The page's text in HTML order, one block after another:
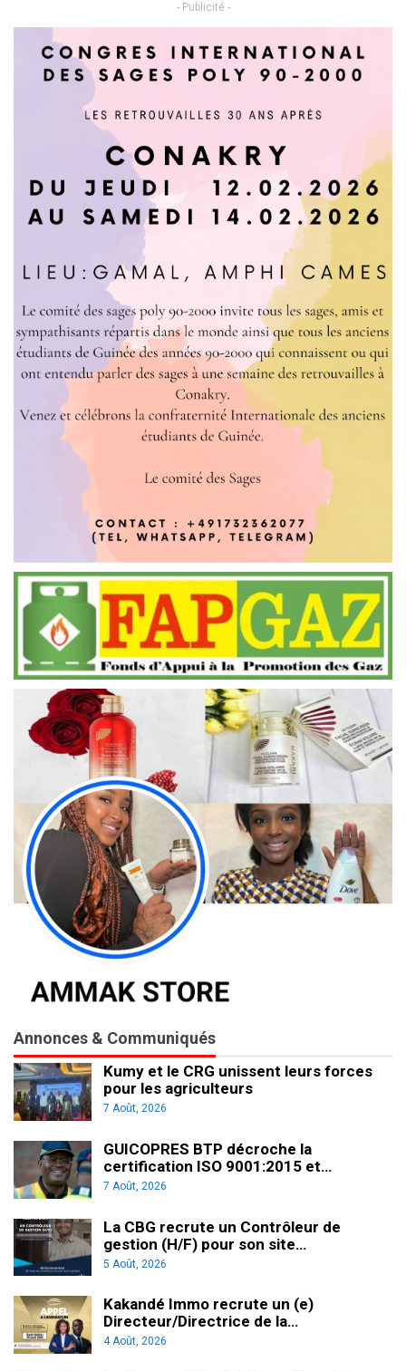
- Publicité -
Annonces & Communiqués
Kumy et le CRG unissent leurs forces
pour les agriculteurs
7 Août, 2026
GUICOPRES BTP décroche la
certification ISO 9001:2015 et…
7 Août, 2026
La CBG recrute un Contrôleur de
gestion (H/F) pour son site…
5 Août, 2026
Kakandé Immo recrute un (e)
Directeur/Directrice de la…
4 Août, 2026